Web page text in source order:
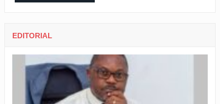
EDITORIAL